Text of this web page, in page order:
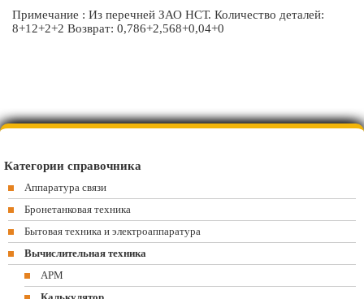
Примечание : Из перечней ЗАО НСТ. Количество деталей:
8+12+2+2 Возврат: 0,786+2,568+0,04+0
Категории справочника
Аппаратура связи
Бронетанковая техника
Бытовая техника и электроаппаратура
Вычислительная техника
АРМ